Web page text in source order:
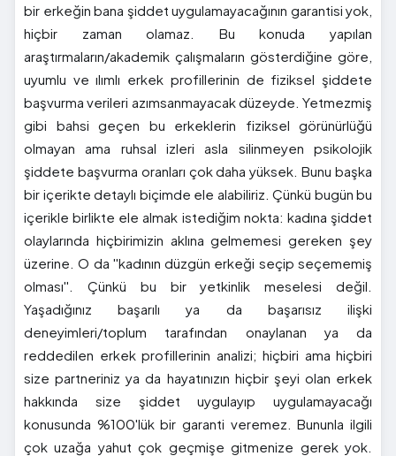
bir erkeğin bana şiddet uygulamayacağının garantisi yok,
hiçbir zaman olamaz. Bu konuda yapılan
araştırmaların/akademik çalışmaların gösterdiğine göre,
uyumlu ve ılımlı erkek profillerinin de fiziksel şiddete
başvurma verileri azımsanmayacak düzeyde. Yetmezmiş
gibi bahsi geçen bu erkeklerin fiziksel görünürlüğü
olmayan ama ruhsal izleri asla silinmeyen psikolojik
şiddete başvurma oranları çok daha yüksek. Bunu başka
bir içerikte detaylı biçimde ele alabiliriz. Çünkü bugün bu
içerikle birlikte ele almak istediğim nokta: kadına şiddet
olaylarında hiçbirimizin aklına gelmemesi gereken şey
üzerine. O da ''kadının düzgün erkeği seçip seçememiş
olması''. Çünkü bu bir yetkinlik meselesi değil.
Yaşadığınız başarılı ya da başarısız ilişki
deneyimleri/toplum tarafından onaylanan ya da
reddedilen erkek profillerinin analizi; hiçbiri ama hiçbiri
size partneriniz ya da hayatınızın hiçbir şeyi olan erkek
hakkında size şiddet uygulayıp uygulamayacağı
konusunda %100'lük bir garanti veremez. Bununla ilgili
çok uzağa yahut çok geçmişe gitmenize gerek yok.